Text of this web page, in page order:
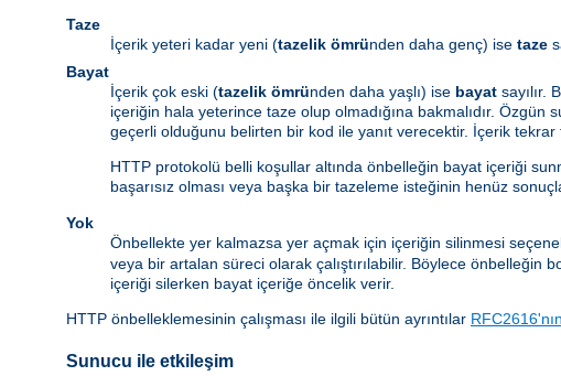
Taze
İçerik yeteri kadar yeni (tazelik ömründen daha genç) ise taze
Bayat
İçerik çok eski (tazelik ömründen daha yaşlı) ise bayat sayılır.
içeriğin hala yeterince taze olup olmadığına bakmalıdır.
geçerli olduğunu belirten bir kod ile yanıt verecektir. İçerik
HTTP protokolü belli koşullar altında önbelleğin bayat içeriği
başarısız olması veya başka bir tazeleme isteğinin henüz
Yok
Önbellekte yer kalmazsa yer açmak için içeriğin silinmesi
veya bir artalan süreci olarak çalıştırılabilir. Böylece önbelleğin
içeriği silerken bayat içeriğe öncelik verir.
HTTP önbelleklemesinin çalışması ile ilgili bütün ayrıntılar
Sunucu ile etkileşim